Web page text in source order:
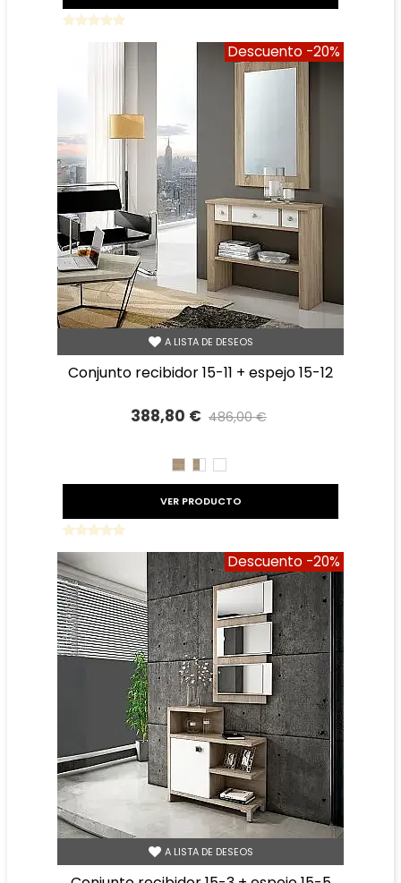
Descuento -20%
A LISTA DE DESEOS
conjunto recibidor 15-11 + espejo 15-12
388,80 € 486,00 €
CAMBRIAN
CAMBRIAN/BLANCO
BLANCO
VER PRODUCTO
Descuento -20%
A LISTA DE DESEOS